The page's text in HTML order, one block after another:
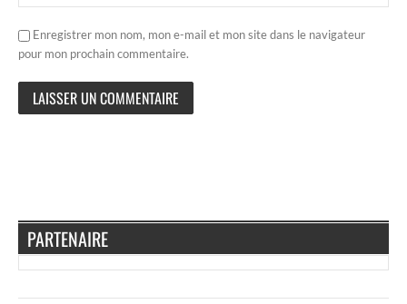
Enregistrer mon nom, mon e-mail et mon site dans le navigateur
pour mon prochain commentaire.
PARTENAIRE